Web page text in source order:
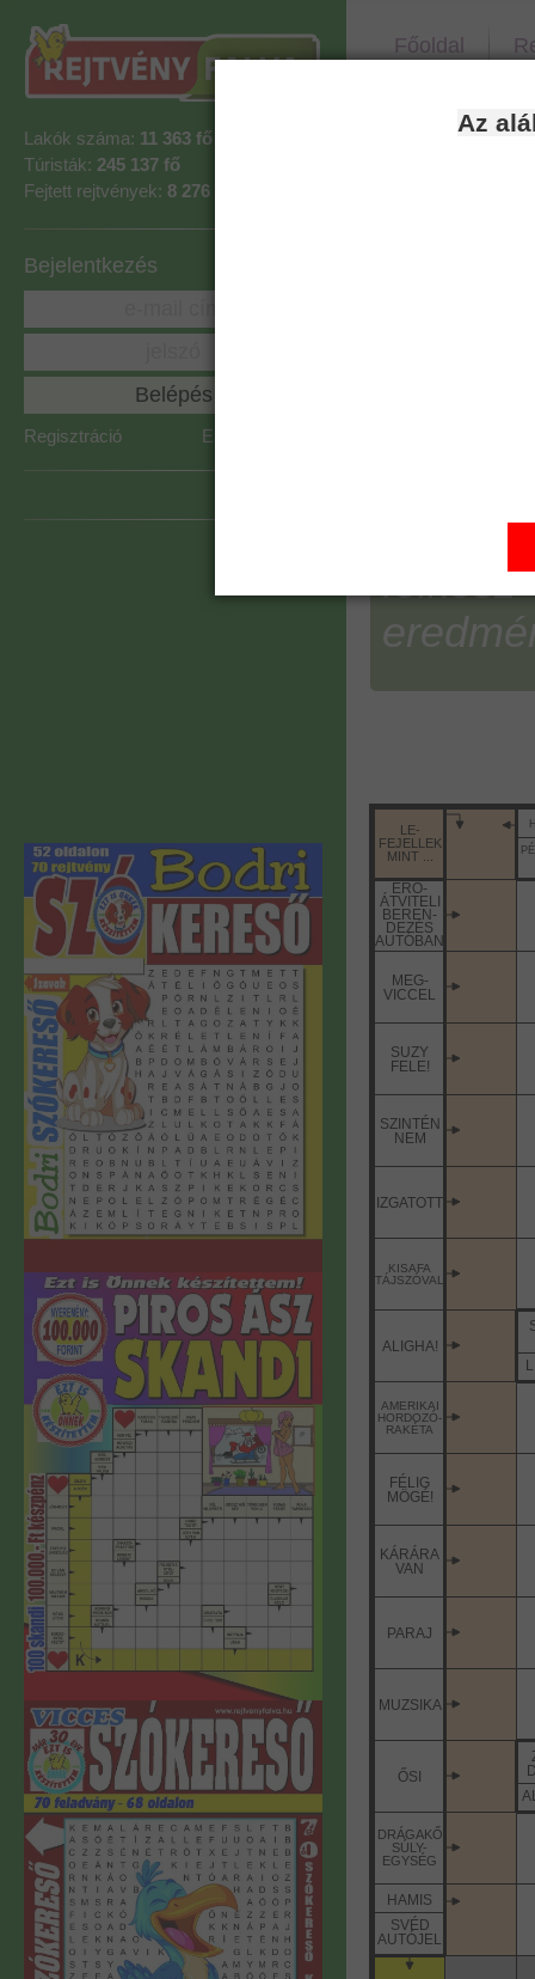
Az
Lakók száma: 11 363 fő
Túristák: 245 137 fő
Fejtett rejtvények: 8 276 892
Bejelentkezés
Regisztráció Elfelejtett jelszó
Főoldal
LE-
FEJELLEK
MINT ...
ERŐ-
ÁTVITELI
BEREN-
DEZÉS
AUTÓBAN
MEG-
VICCEL
SUZY
FELE!
SZINTÉN
NEM
IZGATOTT
KISAFA
TÁJSZÓVAL
ALIGHA!
AMERIKAI
HORDOZÓ-
RAKÉTA
FÉLIG
MÖGÉ!
KÁRÁRA
VAN
PARAJ
MUZSIKA
ŐSI
DRÁGAKŐ
SÚLY-
EGYSÉG
HAMIS
SVÉD
AUTÓJEL